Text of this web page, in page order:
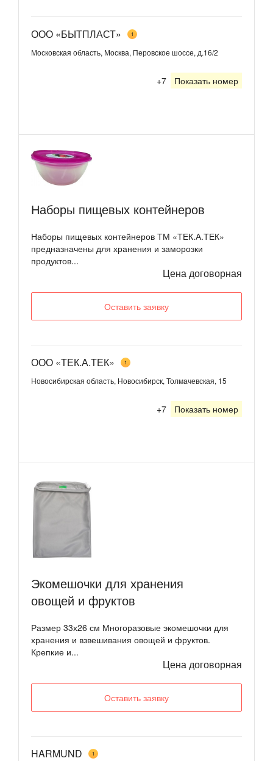
ООО «БЫТПЛАСТ» 1
Московская область, Москва, Перовское шоссе, д.16/2
+7 Показать номер
Наборы пищевых контейнеров
Наборы пищевых контейнеров ТМ «ТЕК.А.ТЕК»
предназначены для хранения и заморозки
продуктов...
Цена договорная
Оставить заявку
ООО «ТЕК.А.ТЕК» 1
Новосибирская область, Новосибирск, Толмачевская, 15
+7 Показать номер
Экомешочки для хранения
овощей и фруктов
Размер 33х26 см Многоразовые экомешочки для
хранения и взвешивания овощей и фруктов.
Крепкие и...
Цена договорная
Оставить заявку
HARMUND 1